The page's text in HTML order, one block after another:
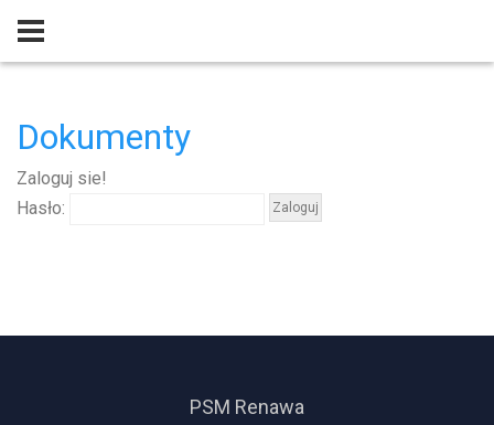
Dokumenty
Zaloguj sie!
Hasło:
PSM Renawa